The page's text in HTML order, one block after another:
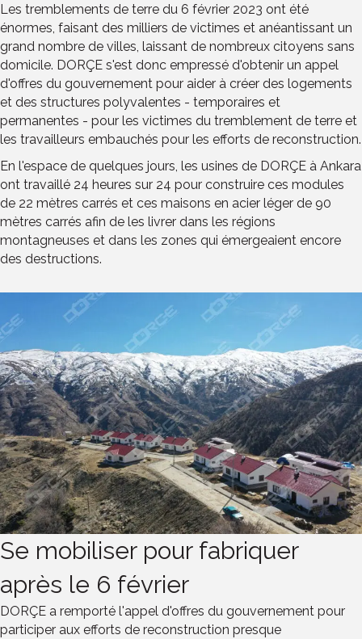
Les tremblements de terre du 6 février 2023 ont été
énormes, faisant des milliers de victimes et anéantissant un
grand nombre de villes, laissant de nombreux citoyens sans
domicile. DORÇE s'est donc empressé d'obtenir un appel
d'offres du gouvernement pour aider à créer des logements
et des structures polyvalentes - temporaires et
permanentes - pour les victimes du tremblement de terre et
les travailleurs embauchés pour les efforts de reconstruction.
En l'espace de quelques jours, les usines de DORÇE à Ankara
ont travaillé 24 heures sur 24 pour construire ces modules
de 22 mètres carrés et ces maisons en acier léger de 90
mètres carrés afin de les livrer dans les régions
montagneuses et dans les zones qui émergeaient encore
des destructions.
Se mobiliser pour fabriquer
après le 6 février
DORÇE a remporté l'appel d'offres du gouvernement pour
participer aux efforts de reconstruction presque